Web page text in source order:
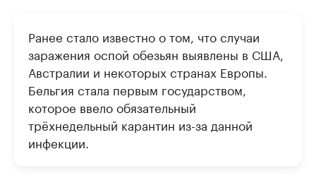
Ранее стало известно о том, что случаи
заражения оспой обезьян выявлены в США,
Австралии и некоторых странах Европы.
Бельгия стала первым государством,
которое ввело обязательный
трёхнедельный карантин из-за данной
инфекции.